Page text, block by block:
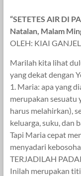
“SETETES AIR DI
Natalan, Malam
OLEH: KIAI GANJEL
Marilah kita lihat
yang dekat dengan
1. Maria: apa yang
merupakan sesuatu
harus melahirkan),
keluarga, suku, dan
Tapi Maria cepat
menyadari
TERJADILAH
Inilah merupakan